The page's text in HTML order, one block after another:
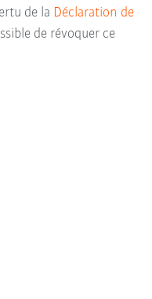
de la Déclaration de
de révoquer ce